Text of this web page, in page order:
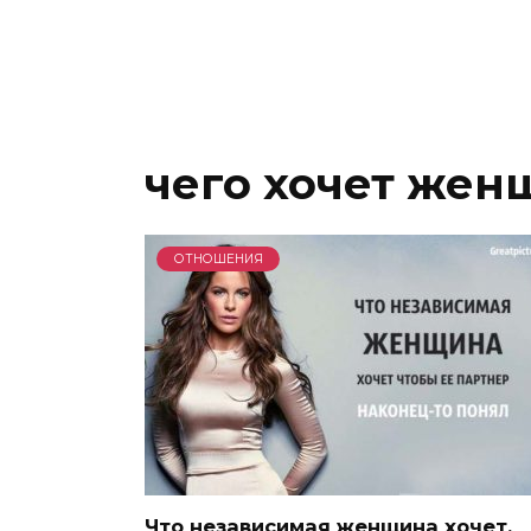
чего хочет
ОТНОШЕНИЯ
Что независимая женщина хочет,